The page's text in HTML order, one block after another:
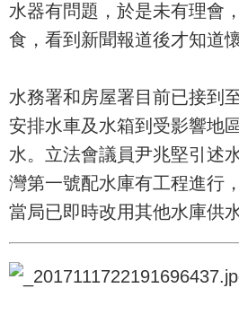
水器有問題，於是未有理會
食，看到新聞報道後才知道
水務署和房屋署目前已接到
安排水車及水箱到受影響地
水。立法會議員尹兆堅引述
灣第一號配水庫有工程進行
當局已即時改用其他水庫供水